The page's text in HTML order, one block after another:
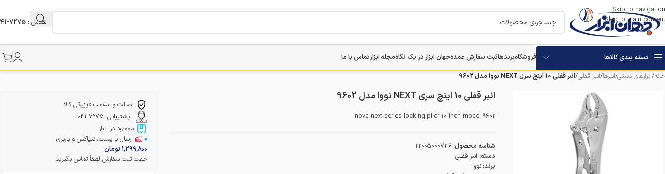
Skip to navigation
Skip to main content
تماس : 7275-041
دسته بندی کالاها
بکس برقی و شارژی
فروشگاهبرندهاثبت سفارش عمدهجهان ابزار در یک نگاهمجله ابزارتماس با ما
خانه/ابزارهای دستی/انبرها/انبر قفلی/انبر قفلی 10 اینچ سری NEXT نووا مدل 9602
انبر قفلی 10 اینچ سری NEXT نووا مدل 9602
nova next series locking plier 10 inch model 9602
شناسه محصول: 22005000736
دسته: انبر قفلی
برند:نووا
اصالت و سلامت فیزیکی کالا
پشتیبانی: 7275-041
موجود در انبار
ارسال با پست، تیپاکس و باربری
۱,۲۹۹,۸۰۰تومان
جهت ثبت سفارش لطفاً تماس بگیرید